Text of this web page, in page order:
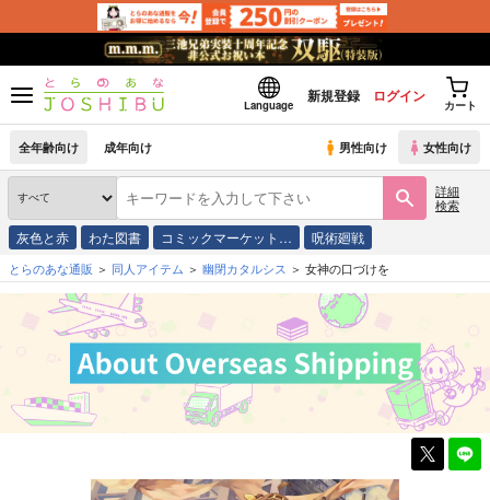
Language
新規登録 ログイン
カート
全年齢向け 成年向け 男性向け 女性向け
詳細
検索
灰色と赤 わた図書 コミックマーケット… 呪術廻戦
とらのあな通販 同人アイテム 幽閉カタルシス 女神の口づけを